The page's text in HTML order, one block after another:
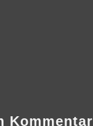
Kommentar